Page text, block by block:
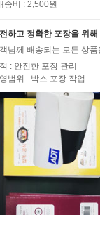
송비 : 2,500원
하고 정확한 포장을 위
님께 배송되는 모든 상
: 안전한 포장 관리
범위 : 박스 포장 작업